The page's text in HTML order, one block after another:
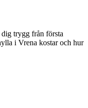
trygg från första
i Vrena kostar och hur